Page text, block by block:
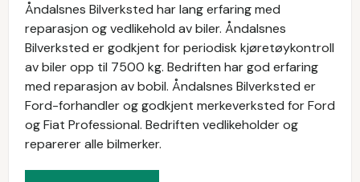
Åndalsnes Bilverksted har lang erfaring med
reparasjon og vedlikehold av biler. Åndalsnes
Bilverksted er godkjent for periodisk kjøretøykontroll
av biler opp til 7500 kg. Bedriften har god erfaring
med reparasjon av bobil. Åndalsnes Bilverksted er
Ford-forhandler og godkjent merkeverksted for Ford
og Fiat Professional. Bedriften vedlikeholder og
reparerer alle bilmerker.